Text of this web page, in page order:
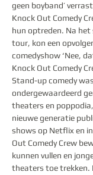
geen boyband’
Knock Out Comedy
hun optreden. Na het
tour, kon een
comedyshow ‘Nee,
Knock Out Comedy
Stand-up comedy
ondergewaardeerd
theaters en
nieuwe generatie
shows op Netflix en
Out Comedy Crew
kunnen vullen en
theaters toe trekken.